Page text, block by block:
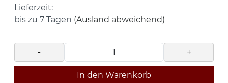
Lieferzeit:
bis zu 7 Tagen (Ausland abweichend)
- +
In den Warenkorb